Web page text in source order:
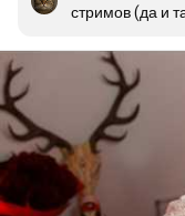
стримов (да и